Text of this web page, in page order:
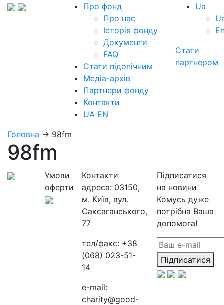
Про фонд
Про нас
Історія фонду
Документи
FAQ
Стати підопічним
Медіа-архів
Партнери фонду
Контакти
UA EN
Ua
Стати
партнером
Головна → 98fm
98fm
Умови
оферти
Контакти
адреса: 03150,
м. Київ, вул.
Саксаганського,
77
тел/факс: +38
(068) 023-51-
14
e-mail:
charity@good-
Підписатися
на новини
Комусь дуже
потрібна Ваша
допомога!
Підписатися